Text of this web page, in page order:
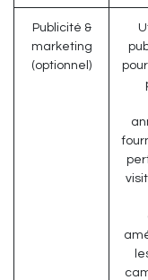
Publicité &
marketing
(optionnel)